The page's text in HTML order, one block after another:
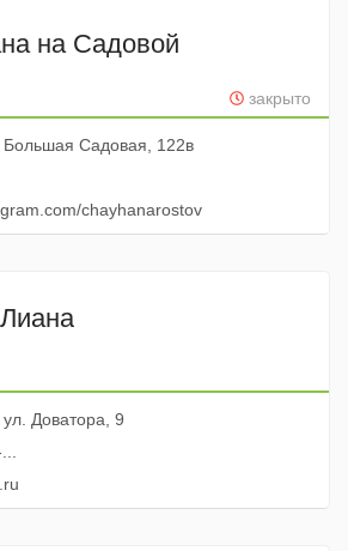
на Садовой
закрыто
Большая Садовая, 122в
chayhanarostov
Доватора, 9